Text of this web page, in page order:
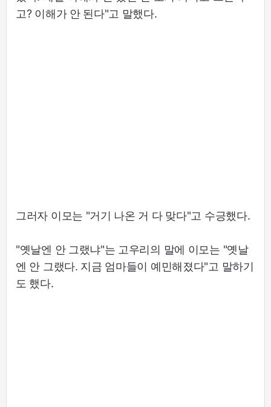
고? 이해가 안 된다"고 말했다.
그러자 이모는 "거기 나온 거 다 맞다"고 수긍했다.
"옛날엔 안 그랬냐"는 고우리의 말에 이모는 "옛날
엔 안 그랬다. 지금 엄마들이 예민해졌다"고 말하기
도 했다.